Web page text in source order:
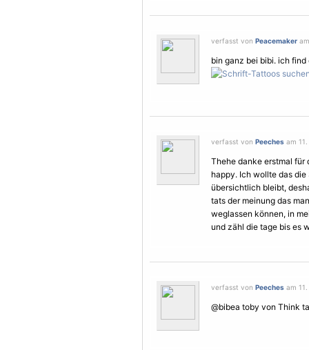
verfasst von Peacemaker
bin ganz bei bibi. ich
verfasst von Peeches am
Thehe danke erstmal
happy. Ich wollte das die
übersichtlich bleibt,
tats der meinung das
weglassen können, in
und zähl die tage bis es
verfasst von Peeches am
@bibea toby von Think